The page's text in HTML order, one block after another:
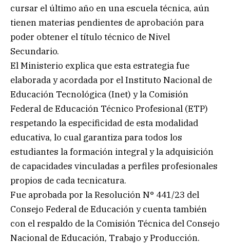
cursar el último año en una escuela técnica, aún
tienen materias pendientes de aprobación para
poder obtener el título técnico de Nivel
Secundario.
El Ministerio explica que esta estrategia fue
elaborada y acordada por el Instituto Nacional de
Educación Tecnológica (Inet) y la Comisión
Federal de Educación Técnico Profesional (ETP)
respetando la especificidad de esta modalidad
educativa, lo cual garantiza para todos los
estudiantes la formación integral y la adquisición
de capacidades vinculadas a perfiles profesionales
propios de cada tecnicatura.
Fue aprobada por la Resolución N° 441/23 del
Consejo Federal de Educación y cuenta también
con el respaldo de la Comisión Técnica del Consejo
Nacional de Educación, Trabajo y Producción.